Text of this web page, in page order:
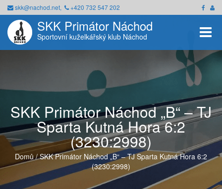
skk@nachod.net, +420 732 547 202
SKK Primátor Náchod
Sportovní kuželkářský klub Náchod
SKK Primátor Náchod „B“ – TJ
Sparta Kutná Hora 6:2
(3230:2998)
Domů / SKK Primátor Náchod „B“ – TJ Sparta Kutná Hora 6:2
(3230:2998)